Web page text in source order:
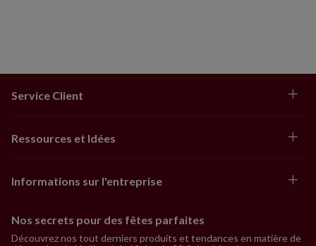
Service Client
Ressources et Idées
Informations sur l'entreprise
Nos secrets pour des fêtes parfaites
Découvrez nos tout derniers produits et tendances en matière de